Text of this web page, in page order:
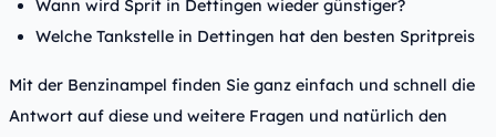
Wann wird Sprit in Dettingen wieder günstiger?
Welche Tankstelle in Dettingen hat den besten Spritpreis
Mit der Benzinampel finden Sie ganz einfach und schnell die
Antwort auf diese und weitere Fragen und natürlich den